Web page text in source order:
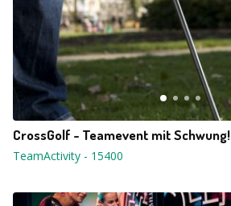
CrossGolf - Teamevent mit Schwung!
TeamActivity - 15400